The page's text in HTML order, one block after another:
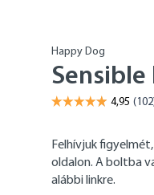
Happy Dog
Sensible
Felhívjuk
oldalon. A boltba
alábbi linkre.